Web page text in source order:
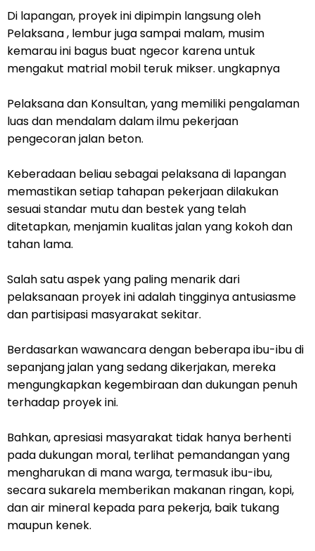
Di lapangan, proyek ini dipimpin langsung oleh
Pelaksana , lembur juga sampai malam, musim
kemarau ini bagus buat ngecor karena untuk
mengakut matrial mobil teruk mikser. ungkapnya
Pelaksana dan Konsultan, yang memiliki pengalaman
luas dan mendalam dalam ilmu pekerjaan
pengecoran jalan beton.
Keberadaan beliau sebagai pelaksana di lapangan
memastikan setiap tahapan pekerjaan dilakukan
sesuai standar mutu dan bestek yang telah
ditetapkan, menjamin kualitas jalan yang kokoh dan
tahan lama.
Salah satu aspek yang paling menarik dari
pelaksanaan proyek ini adalah tingginya antusiasme
dan partisipasi masyarakat sekitar.
Berdasarkan wawancara dengan beberapa ibu-ibu di
sepanjang jalan yang sedang dikerjakan, mereka
mengungkapkan kegembiraan dan dukungan penuh
terhadap proyek ini.
Bahkan, apresiasi masyarakat tidak hanya berhenti
pada dukungan moral, terlihat pemandangan yang
mengharukan di mana warga, termasuk ibu-ibu,
secara sukarela memberikan makanan ringan, kopi,
dan air mineral kepada para pekerja, baik tukang
maupun kenek.